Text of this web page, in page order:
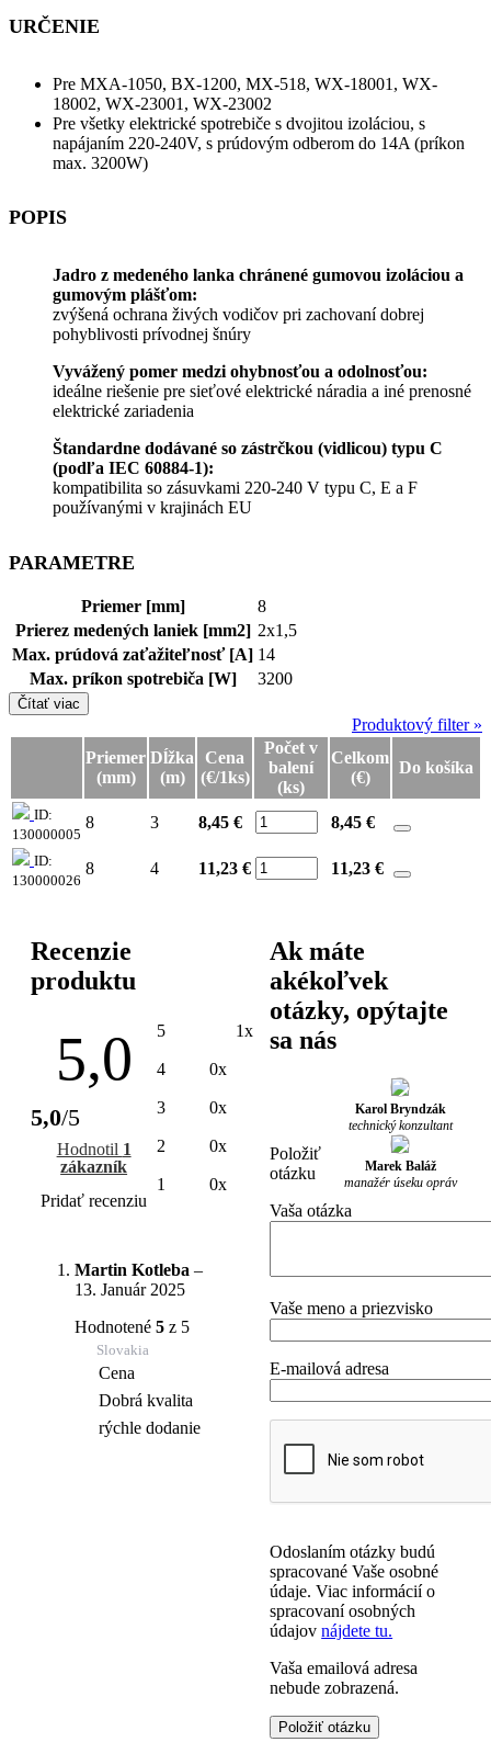
URČENIE
Pre MXA-1050, BX-1200, MX-518, WX-18001, WX-
18002, WX-23001, WX-23002
Pre všetky elektrické spotrebiče s dvojitou izoláciou, s
napájaním 220-240V, s prúdovým odberom do 14A (príkon
max. 3200W)
POPIS
Jadro z medeného lanka chránené gumovou izoláciou a
gumovým plášťom:
zvýšená ochrana živých vodičov pri zachovaní dobrej
pohyblivosti prívodnej šnúry
Vyvážený pomer medzi ohybnosťou a odolnosťou:
ideálne riešenie pre sieťové elektrické náradia a iné prenosné
elektrické zariadenia
Štandardne dodávané so zástrčkou (vidlicou) typu C
(podľa IEC 60884-1):
kompatibilita so zásuvkami 220-240 V typu C, E a F
používanými v krajinách EU
PARAMETRE
Priemer [mm]
8
Prierez medených laniek [mm2] 2x1,5
Max. prúdová zaťažiteľnosť [A] 14
Max. príkon spotrebiča [W]
3200
Čítať viac
Produktový filter »
Priemer
(mm)
Dĺžka
(m)
Cena
(€/1ks)
Počet v
balení
(ks)
Celkom
(€)
Do košíka
ID:
130000005
8 3 8,45 € 8,45 €
ID:
130000026
8 4 11,23 € 11,23 €
Recenzie
produktu
5,0
5,0/5
Hodnotil 1
zákazník
Pridať recenziu
5 1x
4 0x
3 0x
2 0x
1 0x
Martin Kotleba –
13. Január 2025
Hodnotené 5 z 5
Slovakia
Cena
Dobrá kvalita
rýchle dodanie
Ak máte
akékoľvek
otázky, opýtajte
sa nás
Karol Bryndzák
technický konzultant
Marek Baláž
manažér úseku opráv
Položiť
otázku
Vaša otázka
Vaše meno a priezvisko
E-mailová adresa
Odoslaním otázky budú
spracované Vaše osobné
údaje. Viac informácií o
spracovaní osobných
údajovnájdete tu.
Vaša emailová adresa
nebude zobrazená.